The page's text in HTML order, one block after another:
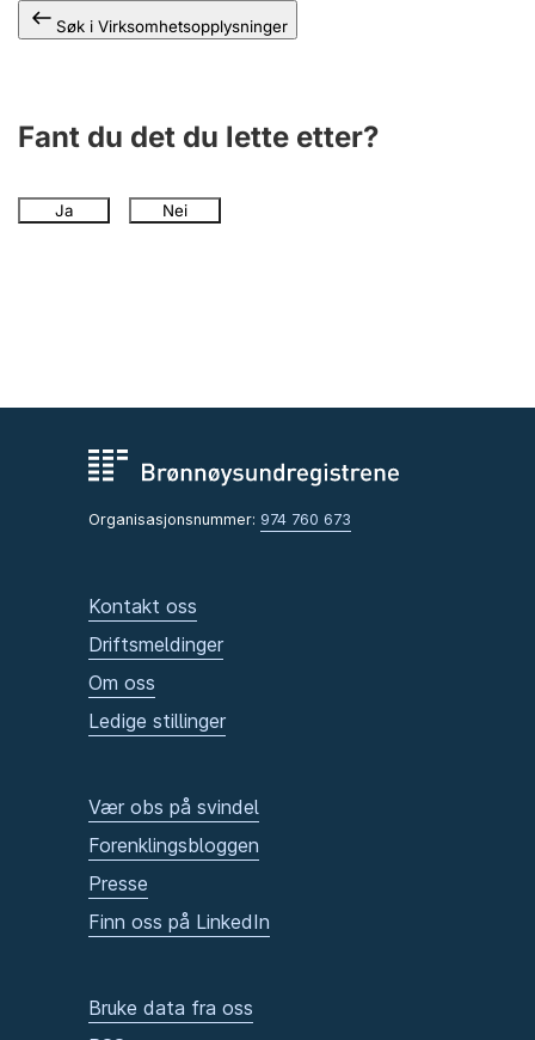
Søk i Virksomhetsopplysninger
Fant du det du lette etter?
Ja Nei
Organisasjonsnummer: 974 760 673
Kontakt oss
Driftsmeldinger
Om oss
Ledige stillinger
Vær obs på svindel
Forenklingsbloggen
Presse
Finn oss på LinkedIn
Bruke data fra oss